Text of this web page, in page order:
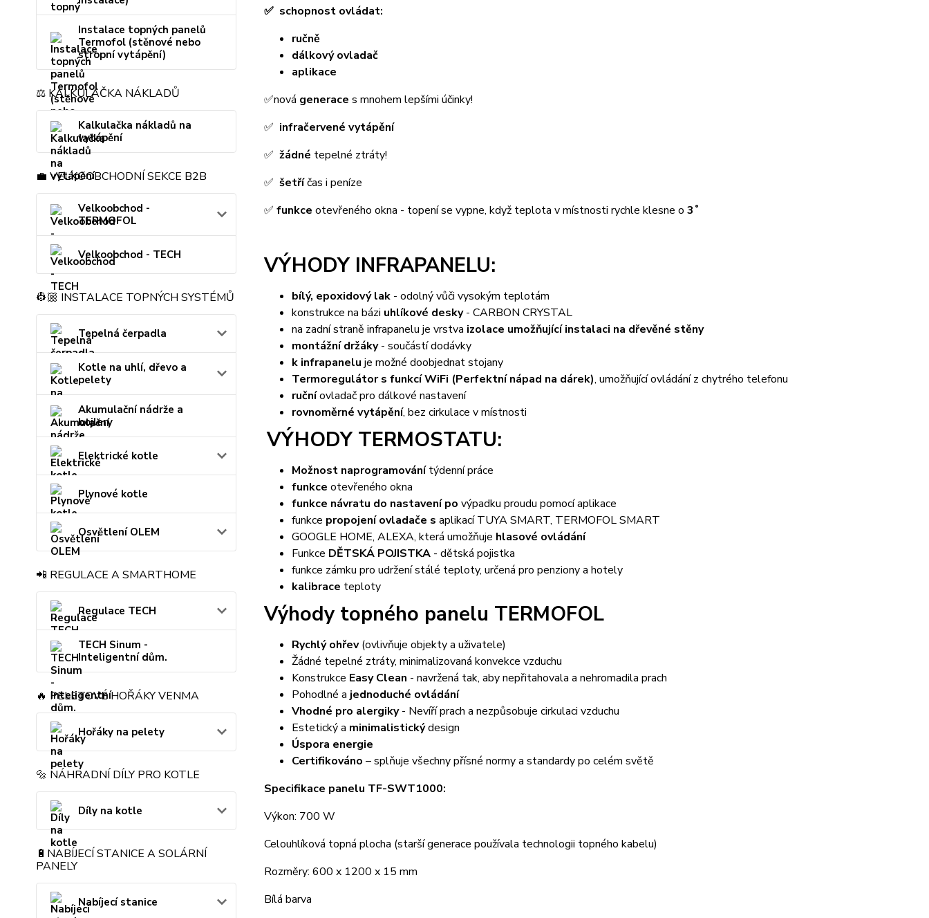
Instalace topných panelů
Termofol (stěnové nebo
stropní vytápění)
⚖️ KALKULAČKA NÁKLADŮ
Kalkulačka nákladů na
vytápění
💼 VELKOOBCHODNÍ SEKCE B2B
Velkoobchod -
TERMOFOL
Velkoobchod - TECH
👷🏼 INSTALACE TOPNÝCH SYSTÉMŮ
Tepelná čerpadla
Kotle na uhlí, dřevo a
pelety
Akumulační nádrže a
bojlery
Elektrické kotle
Plynové kotle
Osvětlení OLEM
📲 REGULACE A SMARTHOME
Regulace TECH
TECH Sinum -
Inteligentní dům.
🔥 PELETOVÉ HOŘÁKY VENMA
Hořáky na pelety
🔩 NÁHRADNÍ DÍLY PRO KOTLE
Díly na kotle
🔋NABÍJECÍ STANICE A SOLÁRNÍ
PANELY
Nabíjecí stanice
✅ schopnost ovládat:
ručně
dálkový ovladač
aplikace
✅nová generace s mnohem lepšími účinky!
✅ infračervené vytápění
✅ žádné tepelné ztráty!
✅ šetříčas i peníze
✅ funkce otevřeného okna - topení se vypne, když teplota v místnosti rychle klesne o 3˚
VÝHODY INFRAPANELU:
bílý, epoxidový lak- odolný vůči vysokým teplotám
konstrukce na bázi uhlíkové desky- CARBON CRYSTAL
na zadní straně infrapanelu je vrstva izolace umožňující instalaci na dřevěné stěny
montážní držáky- součástí dodávky
k infrapanelu je možné doobjednat stojany
Termoregulátor s funkcí WiFi (Perfektní nápad na dárek), umožňující ovládání z chytrého telefonu
ručníovladač pro dálkové nastavení
rovnoměrné vytápění, bez cirkulace v místnosti
VÝHODY TERMOSTATU:
Možnost naprogramovánítýdenní práce
funkce otevřeného okna
funkce návratu do nastavení po výpadku proudu pomocí aplikace
funkce propojení ovladače s aplikací TUYA SMART, TERMOFOL SMART
GOOGLE HOME, ALEXA, která umožňuje hlasové ovládání
Funkce DĚTSKÁ POJISTKA- dětská pojistka
funkce zámku pro udržení stálé teploty, určená pro penziony a hotely
kalibrace teploty
Výhody topného panelu TERMOFOL
Rychlý ohřev(ovlivňuje objekty a uživatele)
Žádné tepelné ztráty, minimalizovaná konvekce vzduchu
Konstrukce Easy Clean - navržená tak, aby nepřitahovala a nehromadila prach
Pohodlné a jednoduché ovládání
Vhodné pro alergiky- Nevíří prach a nezpůsobuje cirkulaci vzduchu
Estetický a minimalistickýdesign
Úspora energie
Certifikováno – splňuje všechny přísné normy a standardy po celém světě
Specifikace panelu TF-SWT1000:
Výkon: 700 W
Celouhlíková topná plocha (starší generace používala technologii topného kabelu)
Rozměry: 600 x 1200 x 15 mm
Bílá barva